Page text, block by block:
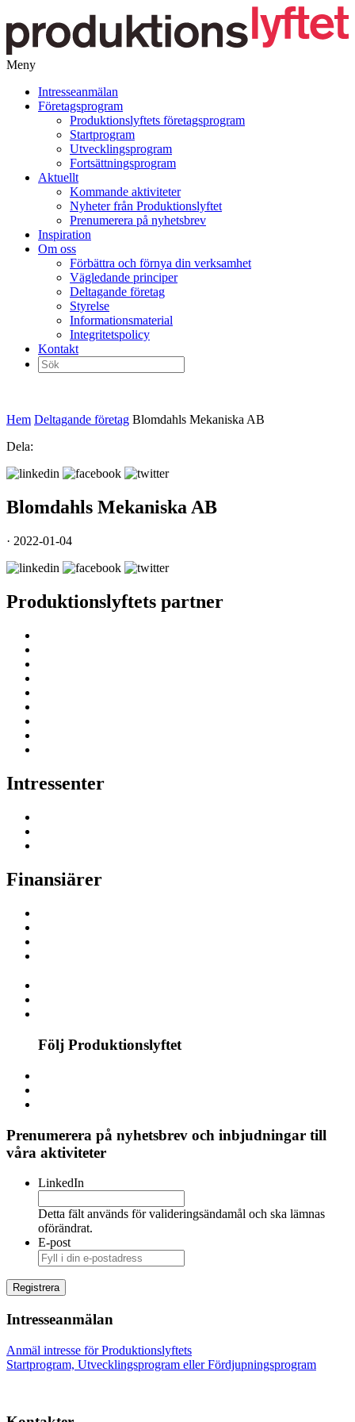
Meny
vidare
Intresseanmälan
Företagsprogram
Produktionslyftets företagsprogram
Startprogram
Utvecklingsprogram
Fortsättningsprogram
Aktuellt
Kommande aktiviteter
Nyheter från Produktionslyftet
Prenumerera på nyhetsbrev
Inspiration
Om oss
Förbättra och förnya din verksamhet
Vägledande principer
Deltagande företag
Styrelse
Informationsmaterial
Integritetspolicy
Kontakt
Sök
efter:
Hem Deltagande företag Blomdahls Mekaniska AB
Dela:
Blomdahls Mekaniska AB
· 2022-01-04
Produktionslyftets partner
Intressenter
Finansiärer
Följ Produktionslyftet
Prenumerera på nyhetsbrev och inbjudningar till
våra aktiviteter
LinkedIn
Detta fält används för valideringsändamål och ska lämnas
oförändrat.
E-post
Intresseanmälan
Anmäl intresse för Produktionslyftets
Startprogram, Utvecklingsprogram eller Fördjupningsprogram